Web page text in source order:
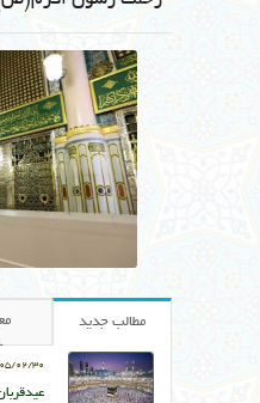
مطالب جدید
معرفی
پروژه
1405/02/30
عیدقربان